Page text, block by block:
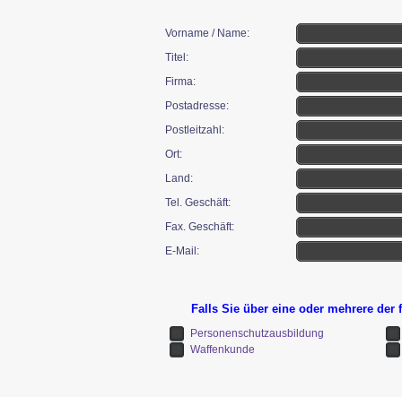
Vorname / Name:
Titel:
Firma:
Postadresse:
Postleitzahl:
Ort:
Land:
Tel. Geschäft:
Fax. Geschäft:
E-Mail:
Falls Sie über eine oder mehrere
Personenschutzausbildung
Waffenkunde